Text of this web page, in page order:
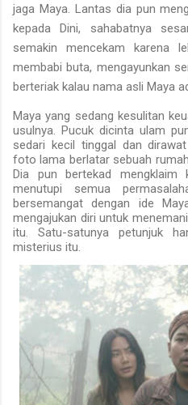
jaga Maya. Lantas dia pun
kepada Dini, sahabatnya
semakin mencekam karena
membabi buta, mengayunkan
berteriak kalau nama asli Maya
Maya yang sedang kesulitan
usulnya. Pucuk dicinta ulam
sedari kecil tinggal dan
foto lama berlatar sebuah
Dia pun bertekad mengklaim
menutupi semua
bersemangat dengan ide
mengajukan diri untuk
itu. Satu-satunya petunjuk
misterius itu.